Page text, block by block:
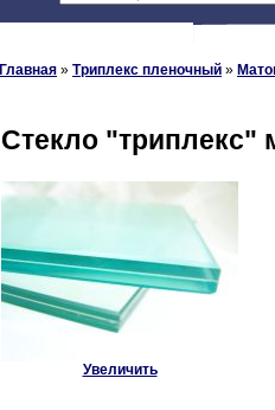
Главная » Триплекс пленочный »
Стекло "триплекс"
Увеличить